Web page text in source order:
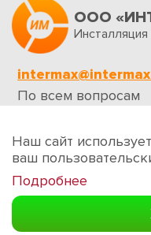
ООО
По всем вопросам
Обратная связь
Наш сайт
ваш
Подробнее